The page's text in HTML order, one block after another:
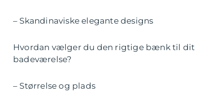
– Skandinaviske elegante designs
Hvordan vælger du den rigtige bænk til dit
badeværelse?
– Størrelse og plads